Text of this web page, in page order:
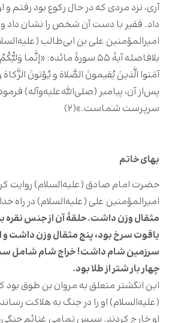
آری، نزد مردی که در حال رکوع بود رفتم و
داد. فقیر با دست آن شخص را نشان
امیرالمؤمنین علی بن ابی‌طالب
بلافاصله آیۀ ۵۵ سورۀ مائده:
آمَنوا الَّذینَ یُقیمونَ الصَّلاهَ و یُؤتونَ
پس‌از آن، پیامبر (صلی‌الله‌علیه‌وآله)
سرپرست شماست.»(۲)
بهای خاتم
حضرت امام صادق (علیه‌السلام) روایت
امیرالمؤمنین علی (علیه‌السلام) در راه
مثقال وزن داشت. حلقۀ آن از جنس نقره
یاقوت سرخ بود، پنج مثقال وزن داشت و
سرزمین شام داشت! خراج شام شامل
چهار بار شتر از طلا بود.
این انگشتر متعلق به مروان ‌بن‌ طوق بود
(علیه‌السلام) او را در جنگ به هلاکت
او خارج کردند. سپس تمامی غنائم جنگی،